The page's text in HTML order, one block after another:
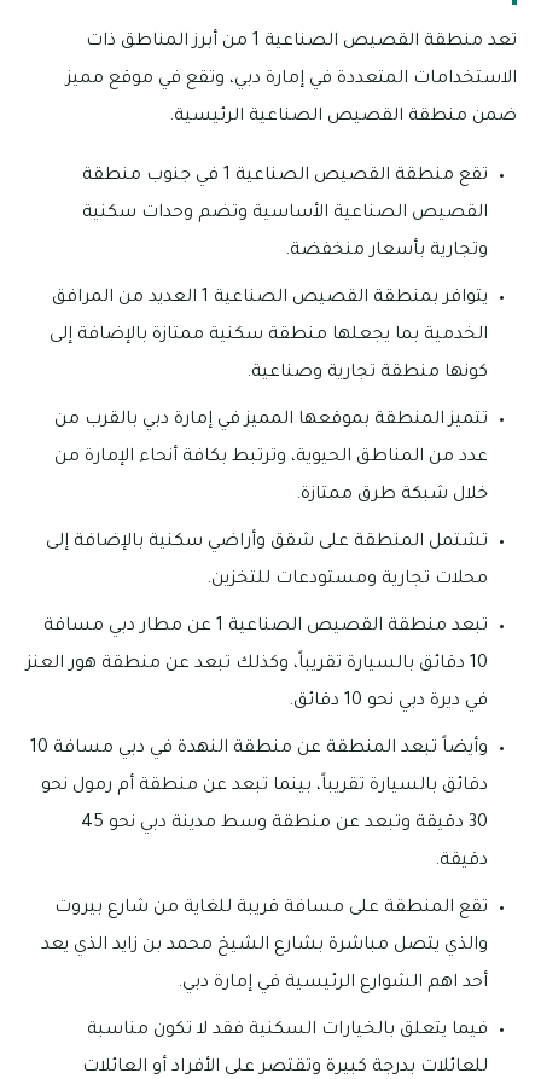
تعد منطقة القصيص الصناعية 1 من أبرز المناطق ذات
الاستخدامات المتعددة في إمارة دبي، وتقع في موقع مميز
ضمن منطقة القصيص الصناعية الرئيسية.
تقع منطقة القصيص الصناعية 1 في جنوب منطقة
القصيص الصناعية الأساسية وتضم وحدات سكنية
وتجارية بأسعار منخفضة.
يتوافر بمنطقة القصيص الصناعية 1 العديد من المرافق
الخدمية بما يجعلها منطقة سكنية ممتازة بالإضافة إلى
كونها منطقة تجارية وصناعية.
تتميز المنطقة بموقعها المميز في إمارة دبي بالقرب من
عدد من المناطق الحيوية، وترتبط بكافة أنحاء الإمارة من
خلال شبكة طرق ممتازة.
تشتمل المنطقة على شقق وأراضي سكنية بالإضافة إلى
محلات تجارية ومستودعات للتخزين.
تبعد منطقة القصيص الصناعية 1 عن مطار دبي مسافة
10 دقائق بالسيارة تقريباً، وكذلك تبعد عن منطقة هور العنز
في ديرة دبي نحو 10 دقائق.
وأيضاً تبعد المنطقة عن منطقة النهدة في دبي مسافة 10
دقائق بالسيارة تقريباً، بينما تبعد عن منطقة أم رمول نحو
30 دقيقة وتبعد عن منطقة وسط مدينة دبي نحو 45
دقيقة.
تقع المنطقة على مسافة قريبة للغاية من شارع بيروت
والذي يتصل مباشرة بشارع الشيخ محمد بن زايد الذي يعد
أحد اهم الشوارع الرئيسية في إمارة دبي.
فيما يتعلق بالخيارات السكنية فقد لا تكون مناسبة
للعائلات بدرجة كبيرة وتقتصر على الأفراد أو العائلات